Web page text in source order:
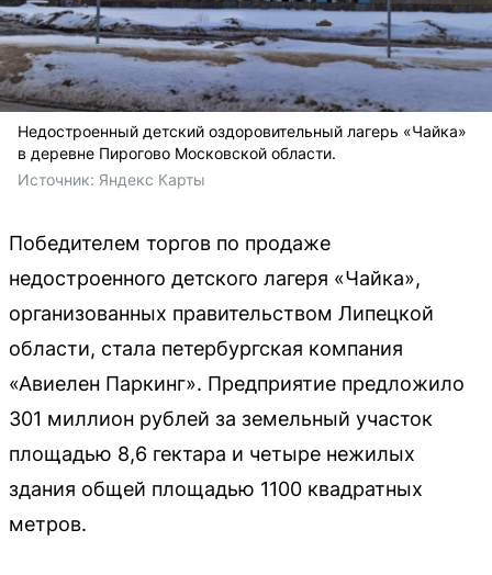
Недостроенный детский оздоровительный лагерь «Чайка»
в деревне Пирогово Московской области.
Источник: Яндекс Карты
Победителем торгов по продаже
недостроенного детского лагеря «Чайка»,
организованных правительством Липецкой
области, стала петербургская компания
«Авиелен Паркинг». Предприятие предложило
301 миллион рублей за земельный участок
площадью 8,6 гектара и четыре нежилых
здания общей площадью 1100 квадратных
метров.